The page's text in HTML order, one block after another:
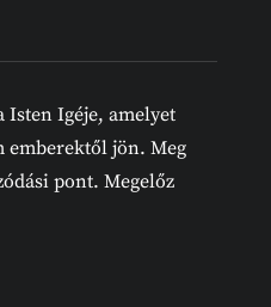
Isten Igéje, amelyet
emberektől jön. Meg
pont. Megelőz